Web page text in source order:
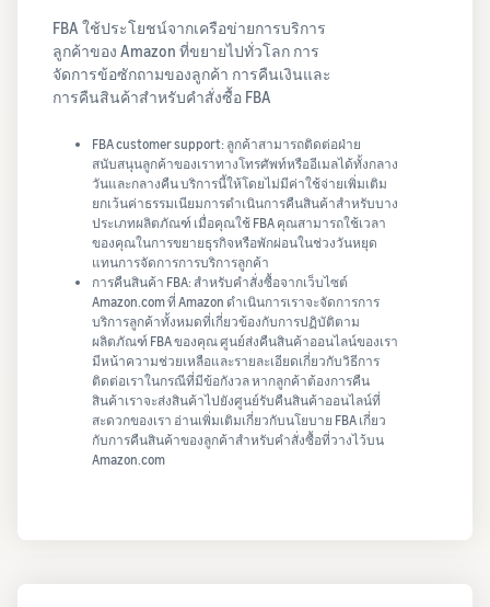
FBA ใช้ประโยชน์จากเครือข่ายการบริการ
ลูกค้าของ Amazon ที่ขยายไปทั่วโลก การ
จัดการข้อซักถามของลูกค้า การคืนเงินและ
การคืนสินค้าสำหรับคำสั่งซื้อ FBA
FBA customer support: ลูกค้าสามารถติดต่อฝ่าย
สนับสนุนลูกค้าของเราทางโทรศัพท์หรืออีเมลได้ทั้งกลาง
วันและกลางคืน บริการนี้ให้โดยไม่มีค่าใช้จ่ายเพิ่มเติม
ยกเว้นค่าธรรมเนียมการดำเนินการคืนสินค้าสำหรับบาง
ประเภทผลิตภัณฑ์ เมื่อคุณใช้ FBA คุณสามารถใช้เวลา
ของคุณในการขยายธุรกิจหรือพักผ่อนในช่วงวันหยุด
แทนการจัดการการบริการลูกค้า
การคืนสินค้า FBA: สำหรับคำสั่งซื้อจากเว็บไซต์
Amazon.com ที่ Amazon ดำเนินการเราจะจัดการการ
บริการลูกค้าทั้งหมดที่เกี่ยวข้องกับการปฏิบัติตาม
ผลิตภัณฑ์ FBA ของคุณ ศูนย์ส่งคืนสินค้าออนไลน์ของเรา
มีหน้าความช่วยเหลือและรายละเอียดเกี่ยวกับวิธีการ
ติดต่อเราในกรณีที่มีข้อกังวล หากลูกค้าต้องการคืน
สินค้าเราจะส่งสินค้าไปยังศูนย์รับคืนสินค้าออนไลน์ที่
สะดวกของเรา อ่านเพิ่มเติมเกี่ยวกับนโยบาย FBA เกี่ยว
กับการคืนสินค้าของลูกค้าสำหรับคำสั่งซื้อที่วางไว้บน
Amazon.com